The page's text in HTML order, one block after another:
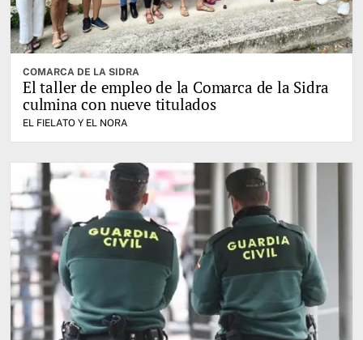
COMARCA DE LA SIDRA
El taller de empleo de la Comarca de la Sidra
culmina con nueve titulados
EL FIELATO Y EL NORA